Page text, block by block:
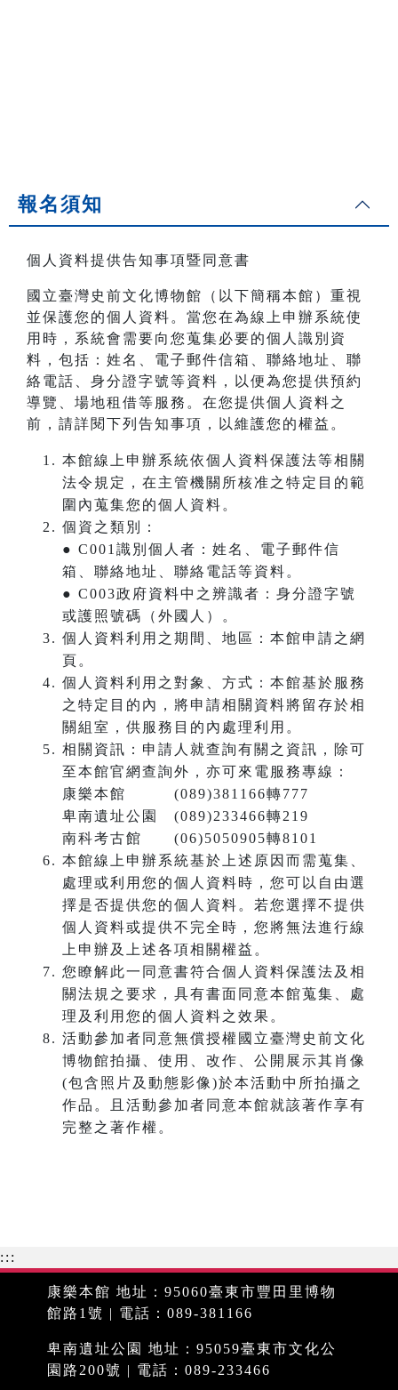
報名須知
個人資料提供告知事項暨同意書
國立臺灣史前文化博物館（以下簡稱本館）重視
並保護您的個人資料。當您在為線上申辦系統使
用時，系統會需要向您蒐集必要的個人識別資
料，包括：姓名、電子郵件信箱、聯絡地址、聯
絡電話、身分證字號等資料，以便為您提供預約
導覽、場地租借等服務。在您提供個人資料之
前，請詳閱下列告知事項，以維護您的權益。
本館線上申辦系統依個人資料保護法等相關
法令規定，在主管機關所核准之特定目的範
圍內蒐集您的個人資料。
個資之類別：
● C001識別個人者：姓名、電子郵件信
箱、聯絡地址、聯絡電話等資料。
● C003政府資料中之辨識者：身分證字號
或護照號碼（外國人）。
個人資料利用之期間、地區：本館申請之網
頁。
個人資料利用之對象、方式：本館基於服務
之特定目的內，將申請相關資料將留存於相
關組室，供服務目的內處理利用。
相關資訊：申請人就查詢有關之資訊，除可
至本館官網查詢外，亦可來電服務專線：
康樂本館 (089)381166轉777
卑南遺址公園 (089)233466轉219
南科考古館 (06)5050905轉8101
本館線上申辦系統基於上述原因而需蒐集、
處理或利用您的個人資料時，您可以自由選
擇是否提供您的個人資料。若您選擇不提供
個人資料或提供不完全時，您將無法進行線
上申辦及上述各項相關權益。
您瞭解此一同意書符合個人資料保護法及相
關法規之要求，具有書面同意本館蒐集、處
理及利用您的個人資料之效果。
活動參加者同意無償授權國立臺灣史前文化
博物館拍攝、使用、改作、公開展示其肖像
(包含照片及動態影像)於本活動中所拍攝之
作品。且活動參加者同意本館就該著作享有
完整之著作權。
:::
康樂本館 地址：95060臺東市豐田里博物
館路1號 | 電話：089-381166
卑南遺址公園 地址：95059臺東市文化公
園路200號 | 電話：089-233466